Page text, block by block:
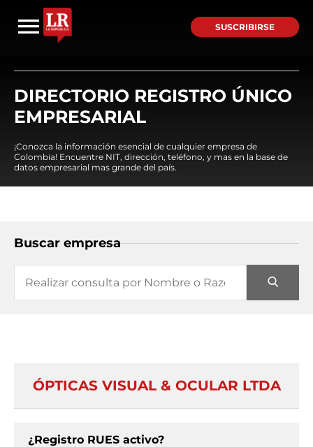
SUSCRIBIRSE
DIRECTORIO REGISTRO ÚNICO
EMPRESARIAL
¡Conozca la información esencial de cualquier empresa de
Colombia! Encuentre NIT, dirección, teléfono, y mas en la base de
datos empresarial mas grande del país.
Buscar empresa
ÓPTICAS VISUAL & OCULAR LTDA
¿Registro RUES activo?